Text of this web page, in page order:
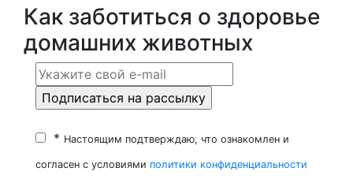
Как заботиться о здоровье
домашних животных
* Настоящим подтверждаю, что ознакомлен и
согласен с условиями политики конфиденциальности